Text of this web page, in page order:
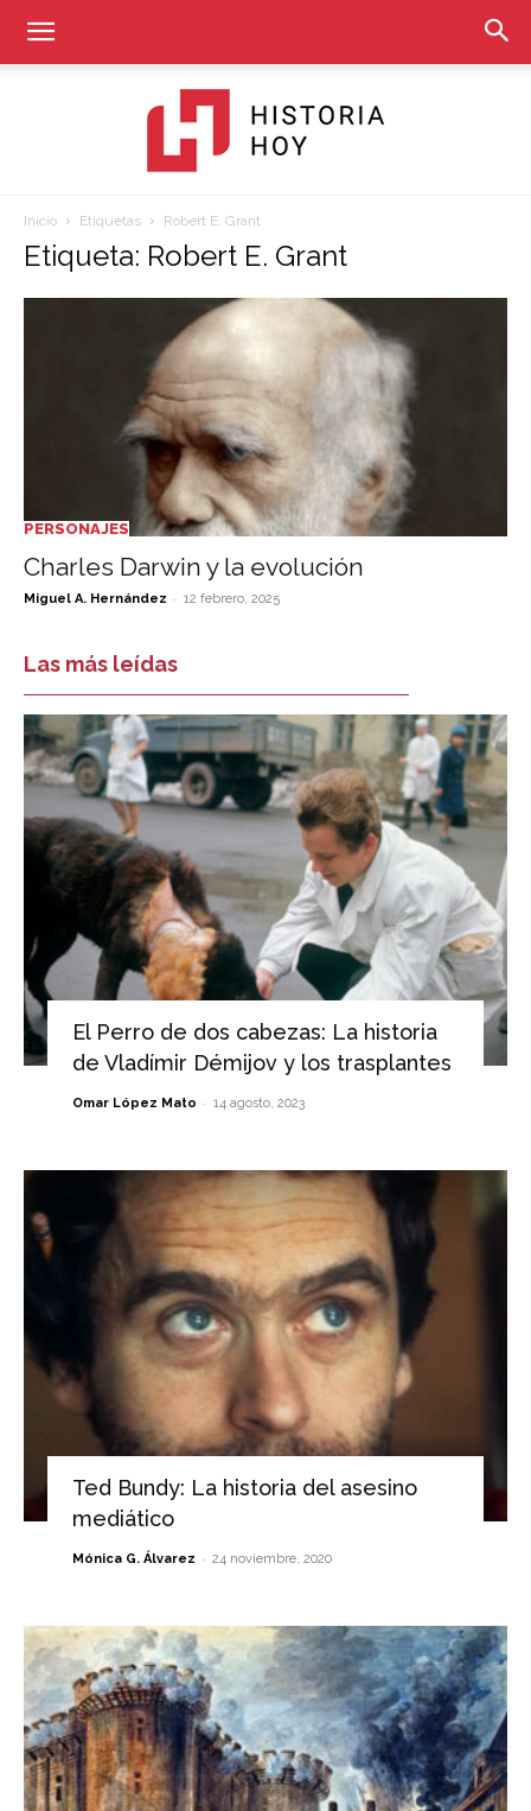
Inicio Etiquetas Robert E. Grant
Etiqueta: Robert E. Grant
PERSONAJES
Charles Darwin y la evolución
Miguel A. Hernández - 12 febrero, 2025
Las más leídas
El Perro de dos cabezas: La historia
de Vladímir Démijov y los trasplantes
Omar López Mato - 14 agosto, 2023
Ted Bundy: La historia del asesino
mediático
Mónica G. Álvarez - 24 noviembre, 2020